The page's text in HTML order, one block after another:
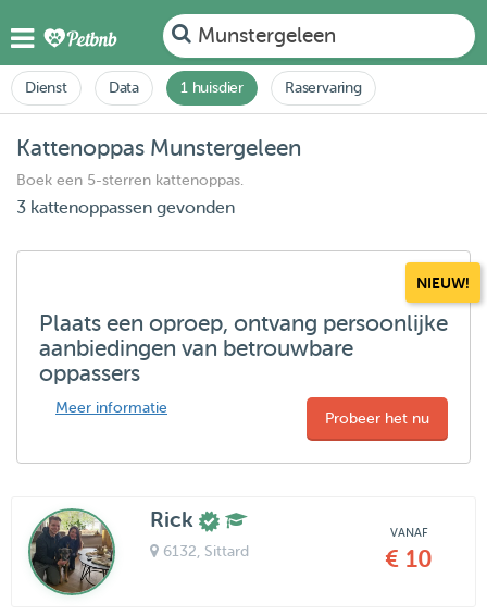
Munstergeleen
Dienst Data 1 huisdier Raservaring
Kattenoppas Munstergeleen
Boek een 5-sterren kattenoppas.
3 kattenoppassen gevonden
NIEUW!
Plaats een oproep, ontvang persoonlijke
aanbiedingen van betrouwbare
oppassers
Meer informatie
Probeer het nu
Rick
6132 , Sittard
VANAF
€ 10